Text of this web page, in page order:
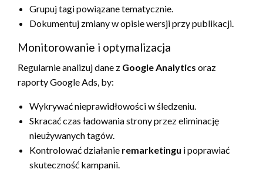
Grupuj tagi powiązane tematycznie.
Dokumentuj zmiany w opisie wersji przy publikacji.
Monitorowanie i optymalizacja
Regularnie analizuj dane z Google Analytics oraz
raporty Google Ads, by:
Wykrywać nieprawidłowości w śledzeniu.
Skracać czas ładowania strony przez eliminację
nieużywanych tagów.
Kontrolować działanie remarketingu i poprawiać
skuteczność kampanii.